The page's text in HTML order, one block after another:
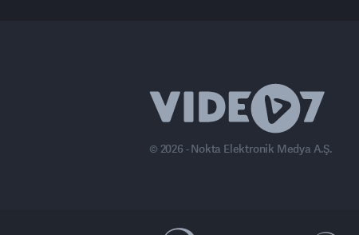
© 2026 - Nokta Elektronik Medya A.Ş.